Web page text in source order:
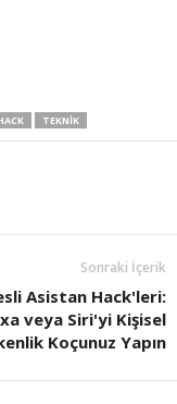
TEKNIK
Sonraki İçerik
Asistan Hack'leri:
veya Siri'yi Kişisel
Koçunuz Yapın